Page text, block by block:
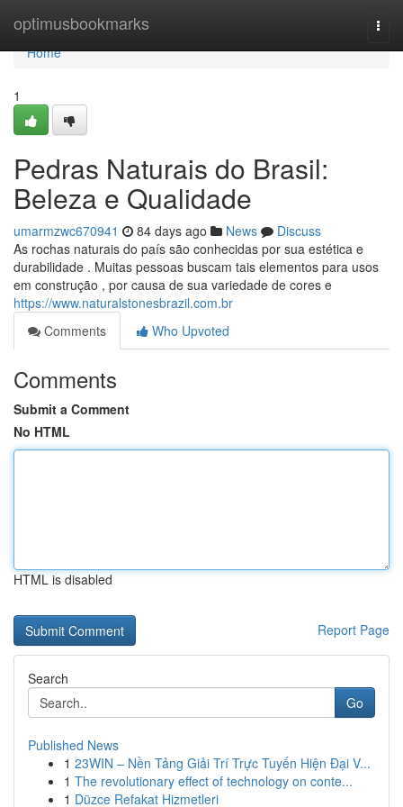
optimusbookmarks
Home
Home
1
Pedras Naturais do Brasil:
Beleza e Qualidade
umarmzwc670941 84 days ago News
Discuss
As rochas naturais do país são conhecidas por sua estética e
durabilidade . Muitas pessoas buscam tais elementos para usos
em construção , por causa de sua variedade de cores e
https://www.naturalstonesbrazil.com.br
Comments
Who Upvoted
Comments
Submit a Comment
No HTML
HTML is disabled
Report Page
Search
Go
Published News
1 23WIN – Nền Tảng Giải Trí Trực Tuyến Hiện Đại V...
1 The revolutionary effect of technology on conte...
1 Düzce Refakat Hizmetleri